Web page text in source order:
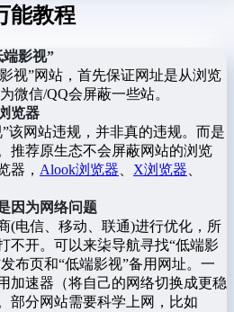
能教程
影视”
视”网站，首先保证网址是从浏览
微信/QQ会屏蔽一些站。
览器
该网站违规，并非真的违规。而是
推荐原生态不会屏蔽网站的浏览
器， Alook浏览器 X浏览器
因为网络问题
(电信、移动、联通)进行优化，所
不开。可以来柒导航寻找“低端影
布页和“低端影视”备用网址。一
加速器（将自己的网络切换成更稳
部分网站需要科学上网，比如